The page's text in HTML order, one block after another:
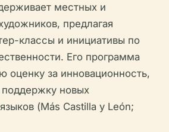
местных и
предлагая
классы и инициативы по
Его программа
оценку за инновационность,
новых
(Más Castilla y León;